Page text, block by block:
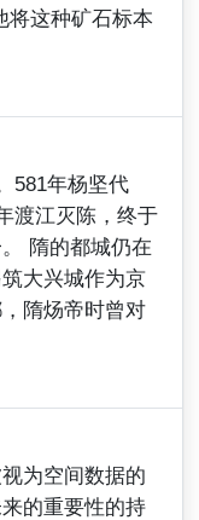
这种矿石标本
581年杨坚代
渡江灭陈，终于
隋的都城仍在
大兴城作为京
隋炀帝时曾对
为空间数据的
的重要性的持